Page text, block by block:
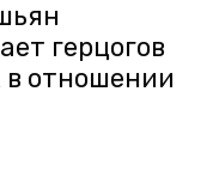
герцогов
в отношении